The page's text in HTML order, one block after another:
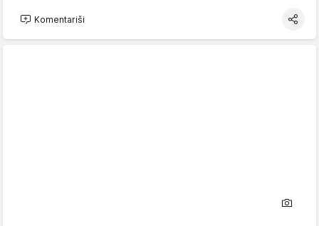
Komentariši